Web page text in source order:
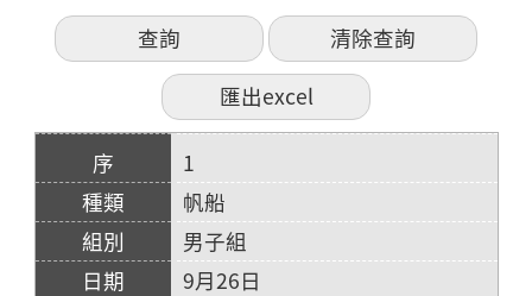
1
帆船
男子組
9月26日